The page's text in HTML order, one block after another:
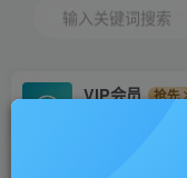
输入关键词搜索
VIP会员
抢先